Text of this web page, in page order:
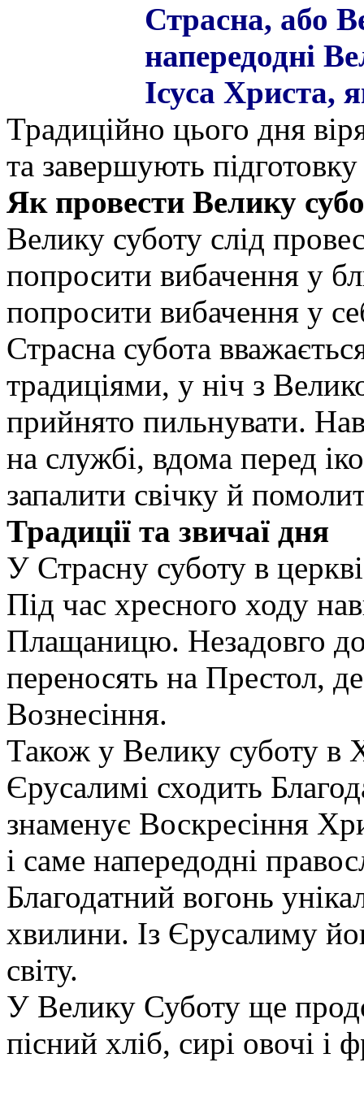
Страсна, або
напередодні
Ісуса Христа,
Традиційно цього дня
та завершують
Як провести Велику
Велику суботу слід
попросити вибачення у
попросити вибачення у
Страсна субота
традиціями, у ніч з
прийнято пильнувати.
на службі, вдома перед
запалити свічку й
Традиції та звичаї дня
У Страсну суботу в
Під час хресного ходу
Плащаницю. Незадовго
переносять на Престол,
Вознесіння.
Також у Велику суботу в
Єрусалимі сходить
знаменує Воскресіння
і саме напередодні
Благодатний вогонь
хвилини. Із Єрусалиму
світу.
У Велику Суботу ще
пісний хліб, сирі овочі і